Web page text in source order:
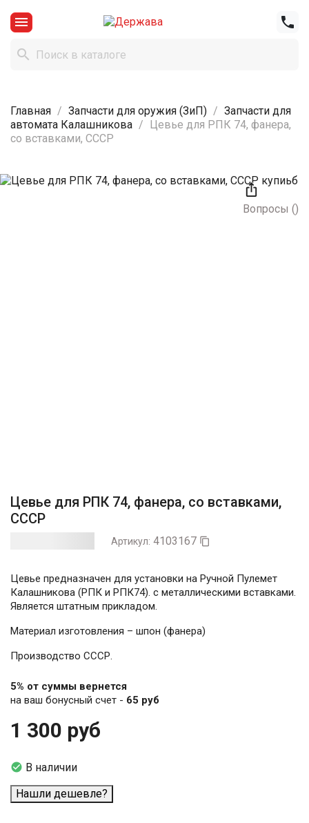



Главная Запчасти для оружия (ЗиП)
Запчасти для
автомата Калашникова
Цевье для РПК 74, фанера,
со вставками, СССР

Вопросы ()
Цевье для РПК 74, фанера, со вставками,
СССР
Артикул: 4103167 
Цевье предназначен для установки на Ручной Пулемет
Калашникова (РПК и РПК74). с металлическими вставками.
Является штатным прикладом.
Материал изготовления – шпон (фанера)
Производство СССР.
5% от суммы вернется
на ваш бонусный счет - 65 руб
1 300 руб
 В наличии
Нашли дешевле?